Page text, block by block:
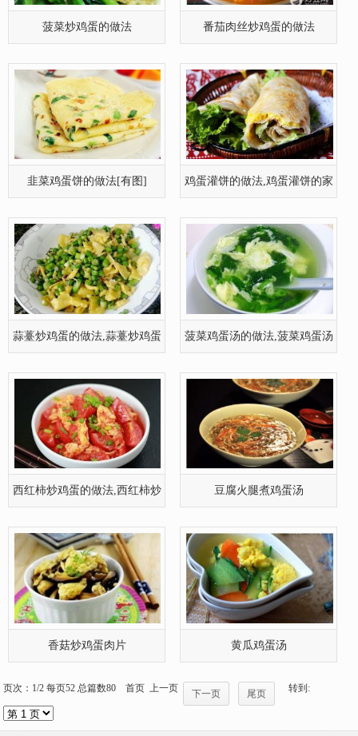
菠菜炒鸡蛋的做法 番茄肉丝炒鸡蛋的做法
韭菜鸡蛋饼的做法[有图] 鸡蛋灌饼的做法,鸡蛋灌饼的家
蒜薹炒鸡蛋的做法,蒜薹炒鸡蛋 菠菜鸡蛋汤的做法,菠菜鸡蛋汤
西红柿炒鸡蛋的做法,西红柿炒 豆腐火腿煮鸡蛋汤
香菇炒鸡蛋肉片 黄瓜鸡蛋汤
页次：1/2 每页52 总篇数80 首页 上一页 下一页 尾页 转到: